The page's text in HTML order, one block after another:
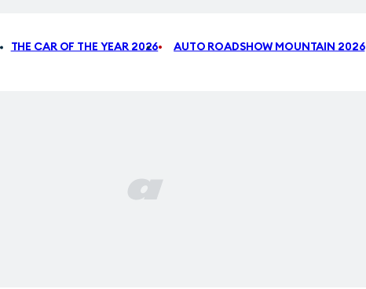
THE CAR OF THE YEAR 2026 AUTO ROADSHOW MOUNTAIN 2026